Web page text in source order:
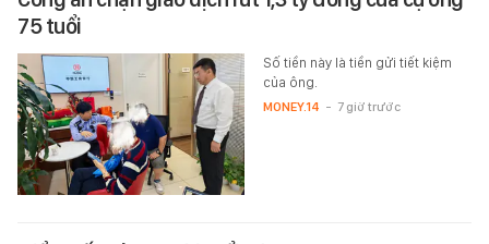
75 tuổi
Số tiền này là tiền gửi tiết kiệm
của ông.
MONEY.14 - 7 giờ trước